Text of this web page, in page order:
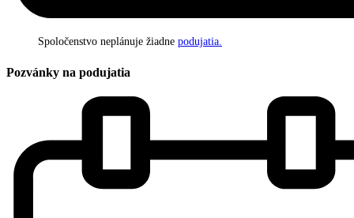
Spoločenstvo neplánuje žiadne podujatia.
Pozvánky na podujatia